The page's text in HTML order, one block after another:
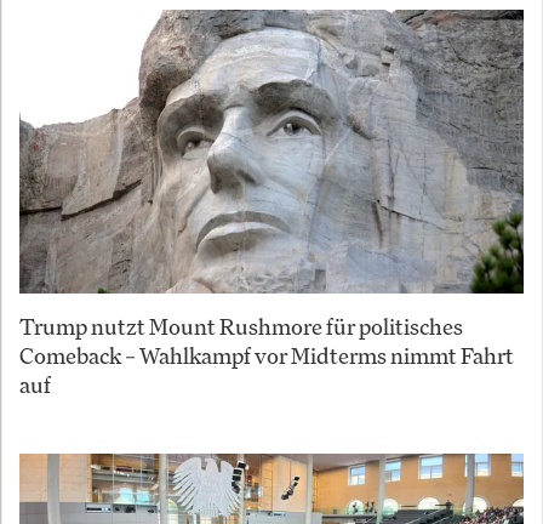
Trump nutzt Mount Rushmore für politisches
Comeback – Wahlkampf vor Midterms nimmt Fahrt
auf